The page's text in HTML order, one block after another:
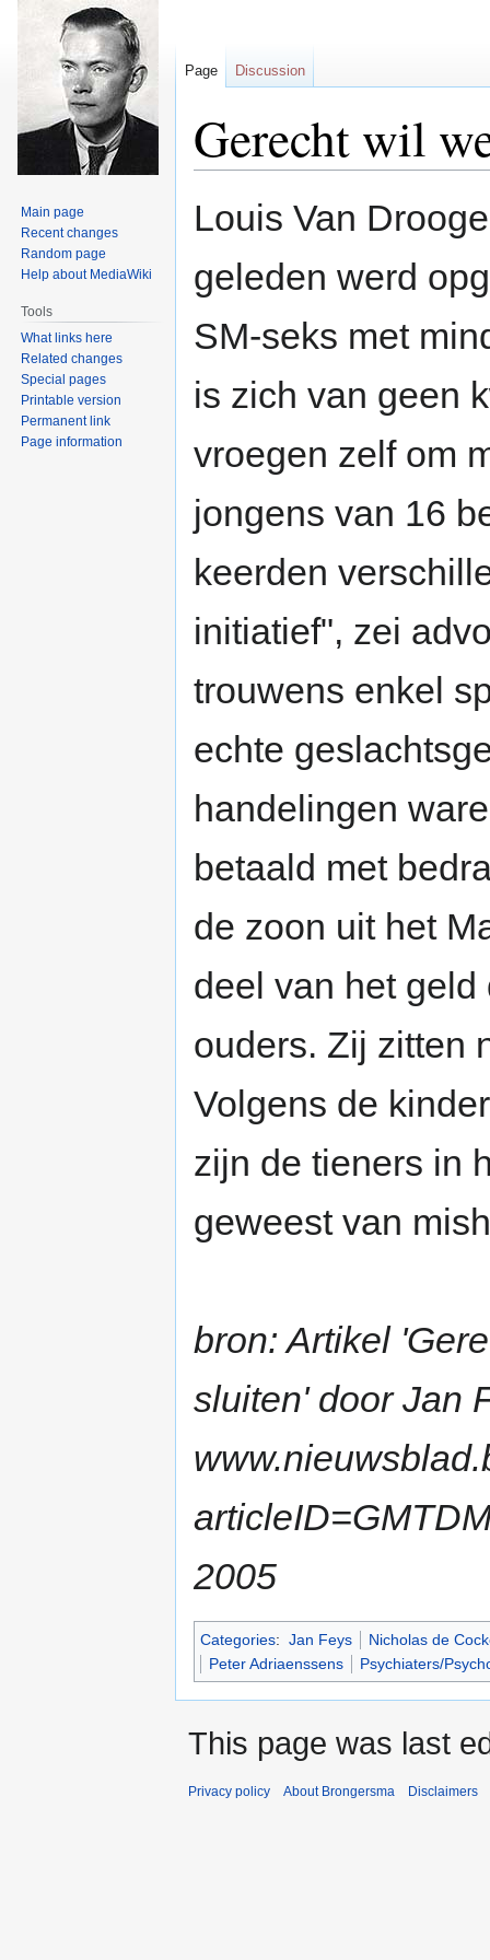
Gerecht wil
to
to
Louis Van
geleden werd
SM-seks met
is zich van geen
vroegen zelf om
jongens van 16
keerden
initiatief", zei
trouwens enkel
echte
handelingen
betaald met
de zoon uit het
deel van het
ouders. Zij zitten
Volgens de
zijn de tieners in
geweest van
bron: Artikel
sluiten' door Jan
2005
Categories: Jan Feys
Nicholas de
Peter Adriaenssens
Psychiaters/
Page Discussion
Main page
Recent changes
Random page
Help about MediaWiki
Tools
What links here
Related changes
Special pages
Printable version
Permanent link
Page information
This page was last
Privacy policy About Brongersma Disclaimers